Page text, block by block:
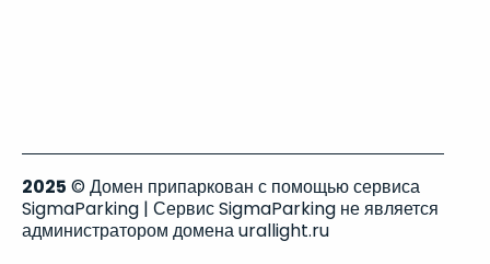
2025 © Домен припаркован с помощью сервиса
SigmaParking | Сервис SigmaParking не является
администратором домена urallight.ru